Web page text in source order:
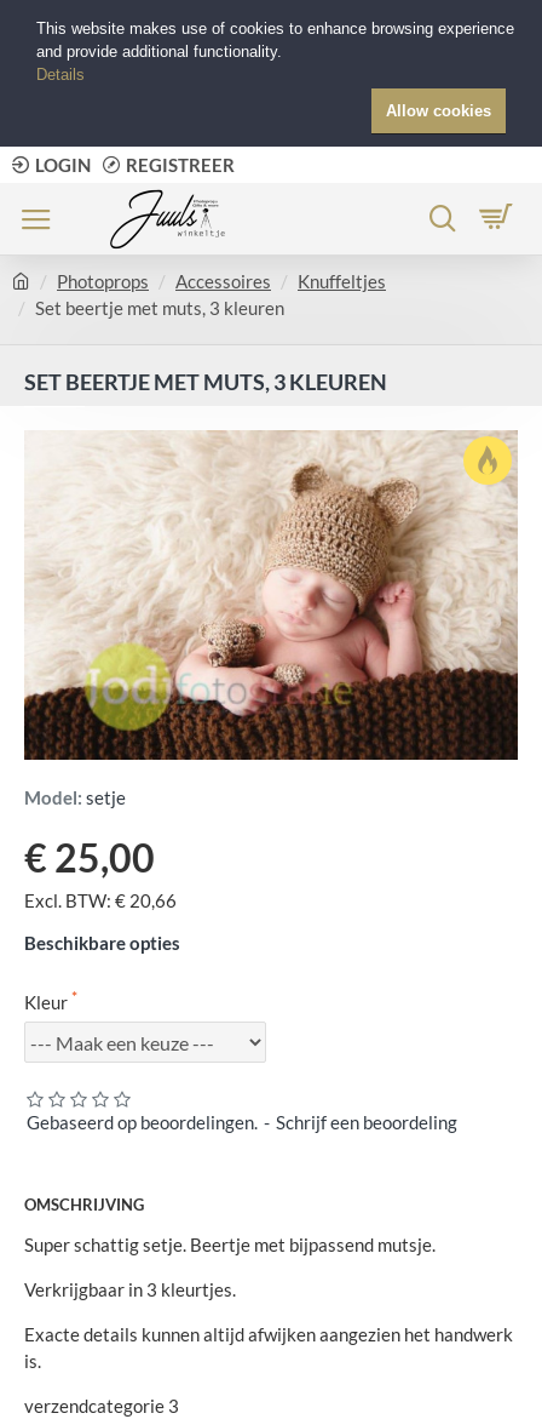
LOGIN REGISTREER
Photoprops Accessoires
Knuffeltjes
Set beertje met muts, 3 kleuren
SET BEERTJE MET MUTS, 3 KLEUREN
Model: setje
Gebaseerd op beoordelingen. - Schrijf een beoordeling
€ 25,00
Excl. BTW: € 20,66
Beschikbare opties
Kleur
OMSCHRIJVING
Super schattig setje. Beertje met bijpassend mutsje.
Verkrijgbaar in 3 kleurtjes.
Exacte details kunnen altijd afwijken aangezien het handwerk
is.
verzendcategorie 3
This website makes use of cookies to enhance browsing experience
and provide additional functionality.
Details
Allow cookies